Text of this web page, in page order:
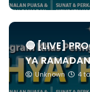
🔴 [LIVE]
YA
Unknown 4